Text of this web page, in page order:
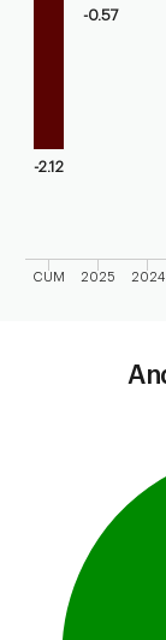
The chart has 1
-2.12
-0.57
CUM 2025 2024
Pie chart with
This is a